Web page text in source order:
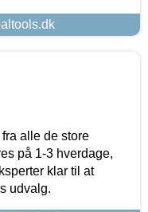
alle de store
på 1-3 hverdage,
klar til at
udvalg.